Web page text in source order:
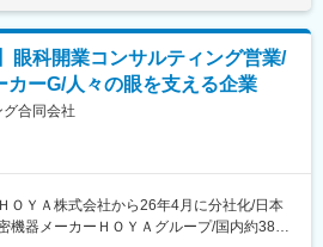
モート勤務も可能です。
ュニケーションを重視している社風ですの
なく出社勤務とリモート勤務を組み合わせ
としております。
ーム事業、データベースマーケティング事
域共生に関わる事業、数々のネットサービ
知、指導等
改善と効率化の提案・実施
、給与計算・賞与計算・社保手続き等の実
料申告・年末調整・給与改定など）
など
：
ります。月給(月額)は固定手当を含めた表記
眼科開業コンサルティング営業/
カーG/人々の眼を支える企業
合同会社
ＯＹＡ株式会社から26年4月に分社化/日本
機器メーカーＨＯＹＡグループ/国内約380